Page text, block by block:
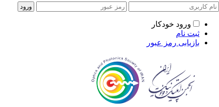
ورود خودکار
ثبت نام
بازیابی رمز عبور